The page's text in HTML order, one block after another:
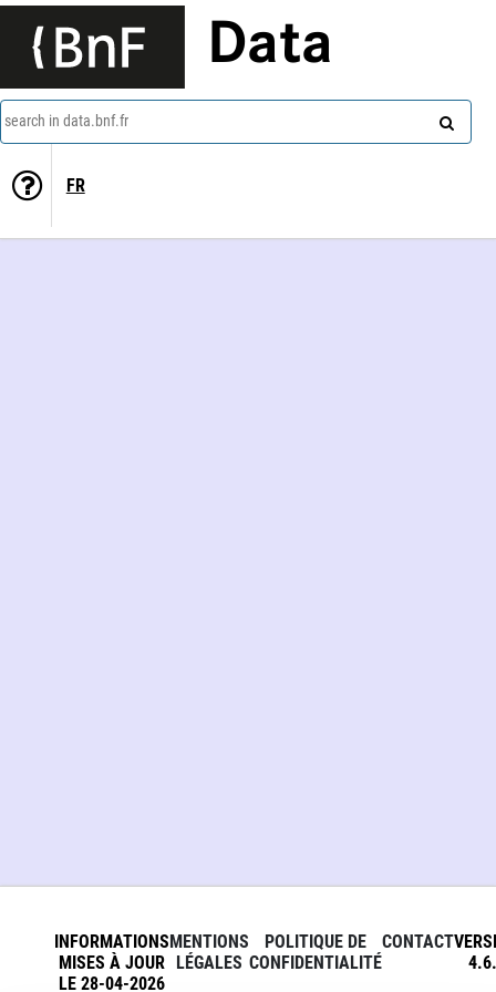
Data
search in data.bnf.fr
FR
INFORMATIONS
MISES À JOUR
LE 28-04-2026
MENTIONS
LÉGALES
POLITIQUE DE
CONFIDENTIALITÉ
CONTACT